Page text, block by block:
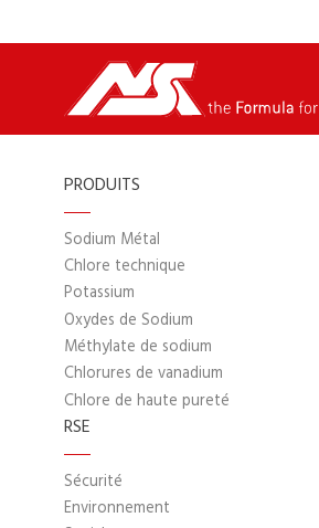
PRODUITS
Sodium Métal
Chlore technique
Potassium
Oxydes de Sodium
Méthylate de sodium
Chlorures de vanadium
Chlore de haute pureté
RSE
Sécurité
Environnement